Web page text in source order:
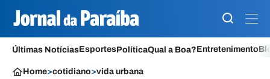
Últimas NotíciasEsportesPolíticaQual a Boa?Entretenimento
Home>cotidiano>vida urbana